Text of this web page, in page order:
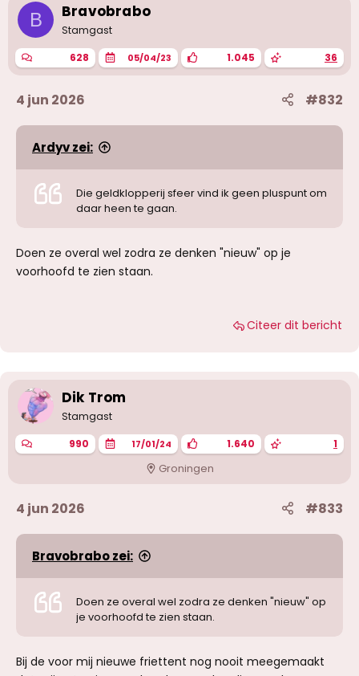
B Bravobrabo
Stamgast
628 05/04/23 1.045 36
4 jun 2026 #832
Ardyv zei:
Die geldklopperij sfeer vind ik geen pluspunt om
daar heen te gaan.
Doen ze overal wel zodra ze denken "nieuw" op je
voorhoofd te zien staan.
Citeer dit bericht
Dik Trom
Stamgast
990 17/01/24 1.640 1
Groningen
4 jun 2026 #833
Bravobrabo zei:
Doen ze overal wel zodra ze denken "nieuw" op
je voorhoofd te zien staan.
Bij de voor mij nieuwe friettent nog nooit meegemaakt